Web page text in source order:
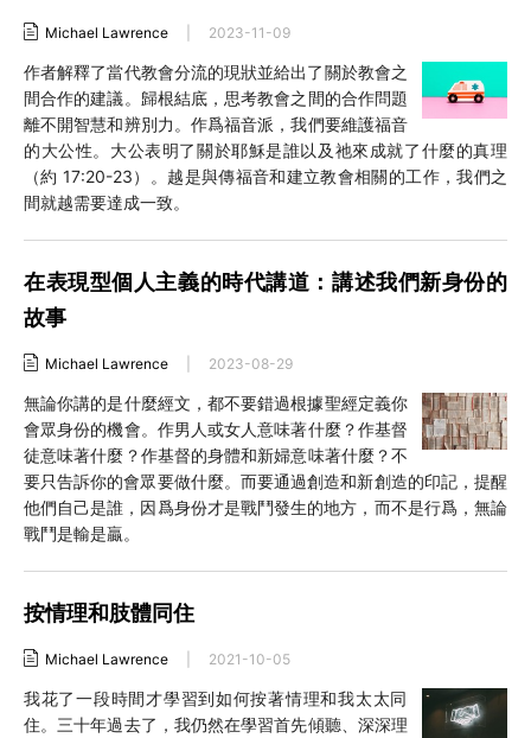
Michael Lawrence 2023-11-09
作者解釋了當代教會分流的現狀並給出了關於教會之
間合作的建議。歸根結底，思考教會之間的合作問題
離不開智慧和辨別力。作爲福音派，我們要維護福音
的大公性。大公表明了關於耶穌是誰以及祂來成就了什麼的真理
（約 17:20-23）。越是與傳福音和建立教會相關的工作，我們之
間就越需要達成一致。
在表現型個人主義的時代講道：講述我們新身份的
故事
Michael Lawrence 2023-08-29
無論你講的是什麼經文，都不要錯過根據聖經定義你
會眾身份的機會。作男人或女人意味著什麼？作基督
徒意味著什麼？作基督的身體和新婦意味著什麼？不
要只告訴你的會眾要做什麼。而要通過創造和新創造的印記，提醒
他們自己是誰，因爲身份才是戰鬥發生的地方，而不是行爲，無論
戰鬥是輸是贏。
按情理和肢體同住
Michael Lawrence 2021-10-05
我花了一段時間才學習到如何按著情理和我太太同
住。三十年過去了，我仍然在學習首先傾聽、深深理